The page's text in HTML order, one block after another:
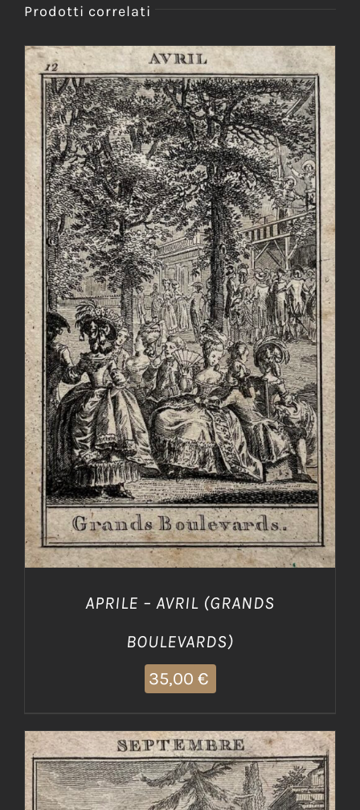
Prodotti correlati
AGGIUNGI AL CARRELLO / DETTAGLI
APRILE – AVRIL (GRANDS
BOULEVARDS)
35,00 €